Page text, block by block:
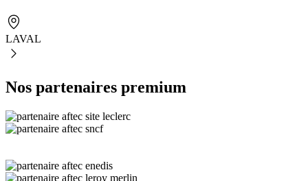
LAVAL
Nos partenaires premium